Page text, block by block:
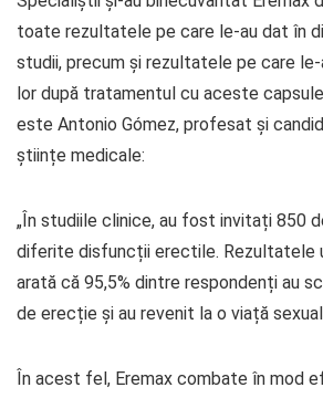
toate rezultatele pe care le-au dat în
studii, precum și rezultatele pe care
lor după tratamentul cu aceste
este Antonio Gómez, profesat și
științe medicale:
„În studiile clinice, au fost invitați 850
diferite disfuncții erectile. Rezultatele
arată că 95,5% dintre respondenți au
de erecție și au revenit la o viață
În acest fel, Eremax combate în mod